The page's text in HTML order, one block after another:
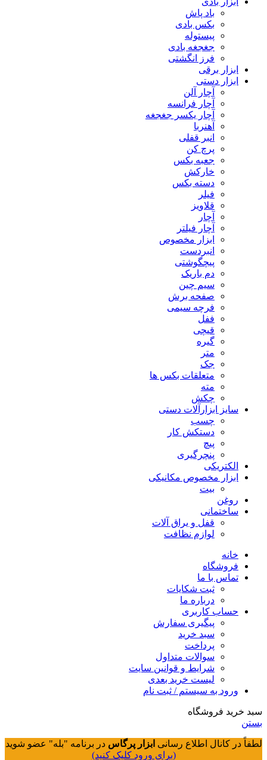
باد پاش
بکس بادی
پیستوله
جغجغه بادی
فرز انگشتی
ابزار برقی
ابزار دستی
آچار آلن
آچار فرانسه
آچار یکسر جغجغه
آهنربا
انبر قفلی
پرچ کن
جعبه بکس
خارکش
دسته بکس
فیلر
قلاویز
آچار
آچار فیلتر
ابزار مخصوص
انبردست
پیچگوشتی
دم باریک
سیم چین
صفحه برش
فرچه سیمی
ففل
قیچی
گیره
متر
جک
متعلقات بکس ها
مته
چکش
سایز ابزارآلات دستی
چسب
دستکش کار
پیچ
پنچرگیری
الکتریکی
ابزار مخصوص مکانیکی
بیت
روغن
ساختمانی
قفل و یراق آلات
لوازم نظافت
خانه
فروشگاه
تماس با ما
ثبت شکایات
درباره ما
حساب کاربری
پیگیری سفارش
سبد خرید
پرداخت
سوالات متداول
شرایط و قوانین سایت
لیست خرید بعدی
ورود به سیستم / ثبت نام
سبد خرید فروشگاه
بستن
لطفاً در کانال اطلاع رسانی ابزار پرگاس در برنامه "بله" عضو شوید
(برای ورود کلیک کنید)